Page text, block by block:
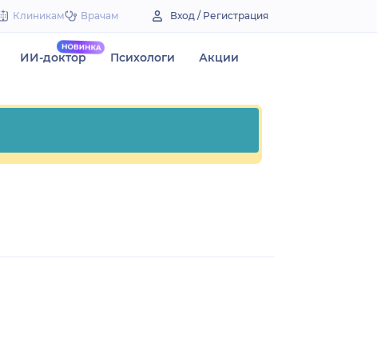
Клиникам Врачам Вход / Регистрация
ИИ-доктор Психологи Акции